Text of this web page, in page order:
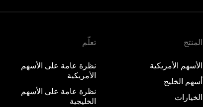
المنتج
الأسهم الأمريكية
أسهم الخليج
الخيارات
تعلّم
نظرة عامة على الأسهم
الأمريكية
نظرة عامة على الأسهم
الخليجية